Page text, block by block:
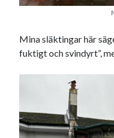
Mina släktingar här
fuktigt och svindyrt”,